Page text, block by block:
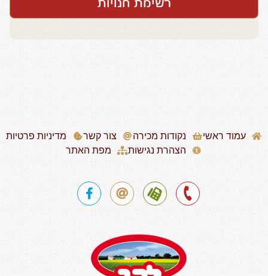
עמוד ראשי נקודות מכירה צור קשר
מדיניות פרטיות
הצהרת נגישות
מפת האתר